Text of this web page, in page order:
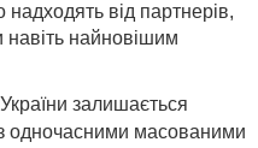
від партнерів,
навіть найновішим
залишається
одночасними масованими